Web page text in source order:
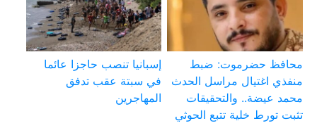
محافظ حضرموت: ضبط
منفذي اغتيال مراسل الحدث
محمد عيضة.. والتحقيقات
تثبت تورط خلية تتبع الحوثي
إسبانيا تنصب حاجزا عائما
في سبتة عقب تدفق
المهاجرين